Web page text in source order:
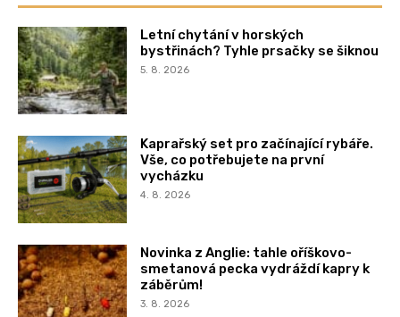
Letní chytání v horských
bystřinách? Tyhle prsačky se šiknou
5. 8. 2026
Kaprařský set pro začínající rybáře.
Vše, co potřebujete na první
vycházku
4. 8. 2026
Novinka z Anglie: tahle oříškovo-
smetanová pecka vydráždí kapry k
záběrům!
3. 8. 2026